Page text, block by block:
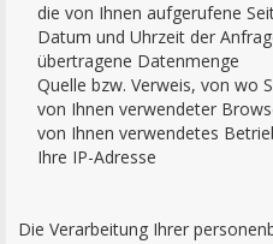
die von Ihnen aufgerufene
Datum und Uhrzeit der
übertragene Datenmenge
Quelle bzw. Verweis, von wo
von Ihnen verwendeter
von Ihnen verwendetes
Ihre IP-Adresse
Die Verarbeitung Ihrer